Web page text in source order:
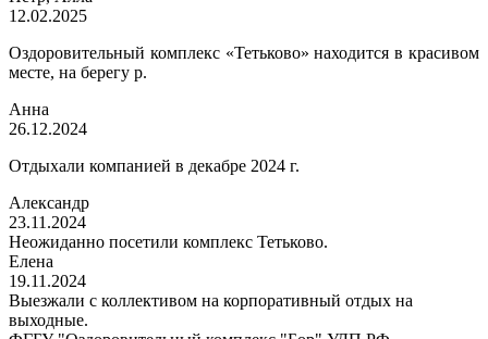
12.02.2025
Оздоровительный комплекс «Тетьково» находится в красивом
месте, на берегу р.
Анна
26.12.2024
Отдыхали компанией в декабре 2024 г.
Александр
23.11.2024
Неожиданно посетили комплекс Тетьково.
Елена
19.11.2024
Выезжали с коллективом на корпоративный отдых на
выходные.